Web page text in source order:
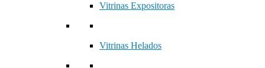
Vitrinas Expositoras
Vitrinas Helados